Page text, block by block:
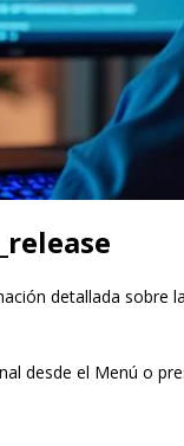
detallada sobre
desde el Menú o